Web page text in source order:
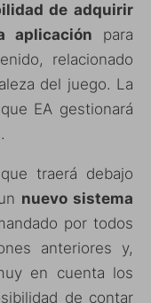
de adquirir
aplicación para
relacionado
del juego. La
EA gestionará
traerá debajo
nuevo sistema
por todos
anteriores y,
en cuenta los
de contar